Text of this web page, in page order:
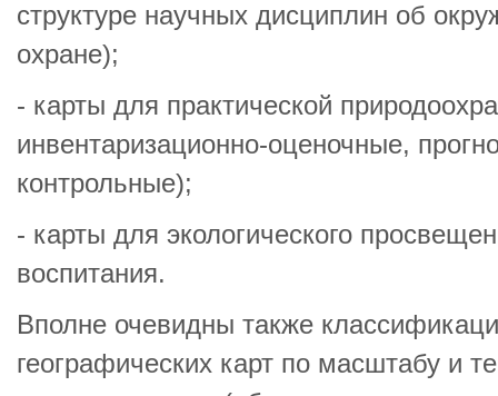
структуре научных дисциплин об
охране);
- карты для практической
инвентаризационно-оценочные,
контрольные);
- карты для экологического
воспитания.
Вполне очевидны также
географических карт по масштабу и